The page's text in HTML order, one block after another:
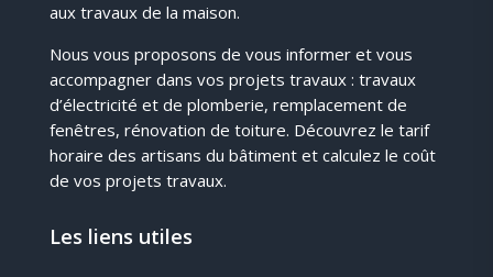
aux travaux de la maison.
Nous vous proposons de vous informer et vous
accompagner dans vos projets travaux : travaux
d’électricité et de plomberie, remplacement de
fenêtres, rénovation de toiture. Découvrez le tarif
horaire des artisans du bâtiment et calculez le coût
de vos projets travaux.
Les liens utiles